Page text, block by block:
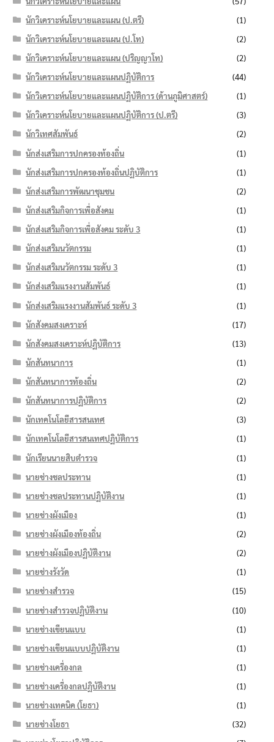
นักวิเคราะห์นโยบายและแผน (ป.ตรี)
(1)
นักวิเคราะห์นโยบายและแผน (ป.โท)
(2)
นักวิเคราะห์นโยบายและแผน (ปริญญาโท)
(2)
นักวิเคราะห์นโยบายและแผนปฏิบัติการ
(44)
นักวิเคราะห์นโยบายและแผนปฏิบัติการ (ด้านภูมิศาสตร์)
(1)
นักวิเคราะห์นโยบายและแผนปฏิบัติการ (ป.ตรี)
(3)
นักวิเทศสัมพันธ์
(2)
นักส่งเสริมการปกครองท้องถิ่น
(1)
นักส่งเสริมการปกครองท้องถิ่นปฏิบัติการ
(1)
นักส่งเสริมการพัฒนาชุมชน
(2)
นักส่งเสริมกิจการเพื่อสังคม
(1)
นักส่งเสริมกิจการเพื่อสังคม ระดับ 3
(1)
นักส่งเสริมนวัตกรรม
(1)
นักส่งเสริมนวัตกรรม ระดับ 3
(1)
นักส่งเสริมแรงงานสัมพันธ์
(1)
นักส่งเสริมแรงงานสัมพันธ์ ระดับ 3
(1)
นักสังคมสงเคราะห์
(17)
นักสังคมสงเคราะห์ปฏิบัติการ
(13)
นักสันทนาการ
(1)
นักสันทนาการท้องถิ่น
(2)
นักสันทนาการปฏิบัติการ
(2)
นักเทคโนโลยีสารสนเทศ
(3)
นักเทคโนโลยีสารสนเทศปฏิบัติการ
(1)
นักเรียนนายสิบตำรวจ
(1)
นายช่างชลประทาน
(1)
นายช่างชลประทานปฏิบัติงาน
(1)
นายช่างผังเมือง
(1)
นายช่างผังเมืองท้องถิ่น
(2)
นายช่างผังเมืองปฏิบัติงาน
(2)
นายช่างรังวัด
(1)
นายช่างสำรวจ
(15)
นายช่างสำรวจปฏิบัติงาน
(10)
นายช่างเขียนแบบ
(1)
นายช่างเขียนแบบปฏิบัติงาน
(1)
นายช่างเครื่องกล
(1)
นายช่างเครื่องกลปฏิบัติงาน
(1)
นายช่างเทคนิค (โยธา)
(1)
นายช่างโยธา
(32)